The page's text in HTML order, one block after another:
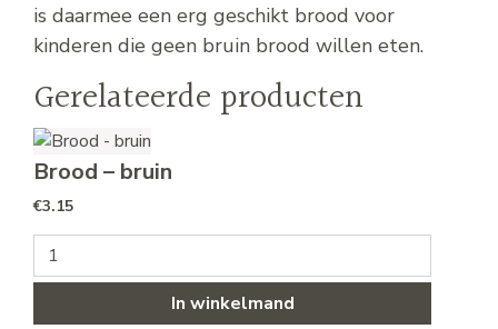
is daarmee een erg geschikt brood voor
kinderen die geen bruin brood willen eten.
Gerelateerde producten
Brood – bruin
€3.15
Brood - bruin aantal
In winkelmand